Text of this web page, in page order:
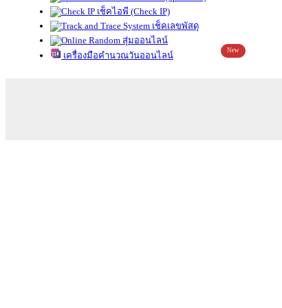
เช็คไอพี (Check IP)
เช็คเลขพัสดุ
สุ่มออนไลน์
เครื่องมือคำนวณวันออนไลน์
New